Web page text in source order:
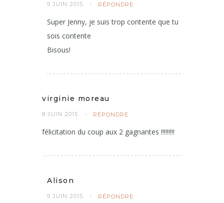
9 JUIN 2015 RÉPONDRE
Super Jenny, je suis trop contente que tu
sois contente
Bisous!
virginie moreau
8 JUIN 2015 RÉPONDRE
félicitation du coup aux 2 gagnantes !!!!!!!!!
Alison
9 JUIN 2015 RÉPONDRE